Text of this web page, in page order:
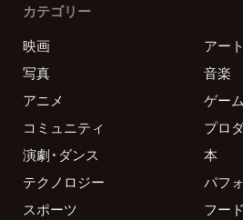
カテゴリー
映画
アート
写真
音楽
アニメ
ゲーム
コミュニティ
プロ
演劇・ダンス
本
テクノロジー
パフ
スポーツ
フード